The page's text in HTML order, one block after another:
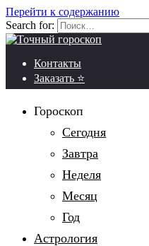
Перейти к содержанию
Search for:
Контакты
Заказать ⭐
Гороскоп
Сегодня
Завтра
Неделя
Месяц
Год
Астрология